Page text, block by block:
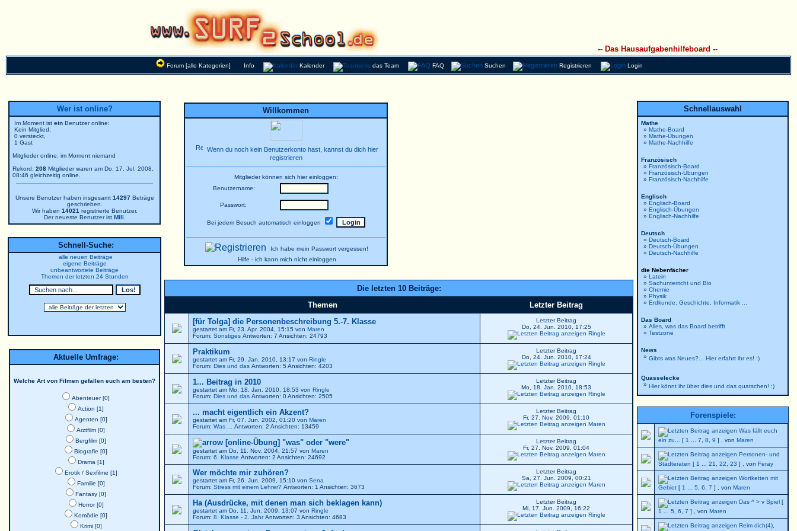
-- Das Hausaufgabenhilfeboard --
Forum [alle Kategorien] Info Kalender das Team FAQ Suchen Registrieren Login
Wer ist online?
Im Moment ist ein Benutzer online:
Kein Mitglied,
0 versteckt,
1 Gast
Mitglieder online: im Moment niemand
Rekord: 208 Mitglieder waren am Do, 17. Jul. 2008,
08:46 gleichzeitig online.
Unsere Benutzer haben insgesamt 14297Beträge
geschrieben.
Wir haben 14021 registrierte Benutzer.
Der neueste Benutzer ist Mili
Schnell-Suche:
alle neuen Beiträge
eigene Beiträge
unbeantwortete Beiträge
Themen der letzten 24 Stunden
Aktuelle Umfrage:
Welche Art von Filmen gefallen euch am besten?
Abenteuer [0]
Action [1]
Agenten [0]
Arztfilm [0]
Bergfilm [0]
Biografie [0]
Drama [1]
Erotik / Sexfilme [1]
Familie [0]
Fantasy [0]
Horror [0]
Komödie [0]
Krimi [0]
Willkommen
Wenn du noch kein Benutzerkonto hast, kannst du dich hier
registrieren
Mitglieder können sich hier einloggen:
Benutzername:
Passwort:
Bei jedem Besuch automatisch einloggen
Ich habe mein Passwort vergessen!
Hilfe - ich kann mich nicht einloggen
Die letzten 10 Beiträge:
Themen
Letzter Beitrag
[für Tolga] die Personenbeschreibung 5.-7. Klasse
gestartet am Fr, 23. Apr. 2004, 15:15 von Maren
Forum: Sonstiges Antworten: 7 Ansichten: 24793
Letzter Beitrag
Do, 24. Jun. 2010, 17:25
Ringle
Praktikum
gestartet am Fr, 29. Jan. 2010, 13:17 von Ringle
Forum: Dies und das Antworten: 5 Ansichten: 4203
Letzter Beitrag
Do, 24. Jun. 2010, 17:24
Ringle
1... Beitrag in 2010
gestartet am Mo, 18. Jan. 2010, 18:53 von Ringle
Forum: Dies und das Antworten: 0 Ansichten: 2505
Letzter Beitrag
Mo, 18. Jan. 2010, 18:53
Ringle
... macht eigentlich ein Akzent?
gestartet am Fr, 07. Jun. 2002, 01:20 von Maren
Forum: Was ... Antworten: 2 Ansichten: 13459
Letzter Beitrag
Fr, 27. Nov. 2009, 01:10
Maren
[online-Übung] "was" oder "were"
gestartet am Do, 11. Nov. 2004, 21:57 von Maren
Forum: 6. Klasse Antworten: 2 Ansichten: 24692
Letzter Beitrag
Fr, 27. Nov. 2009, 01:04
Maren
Wer möchte mir zuhören?
gestartet am Fr, 26. Jun. 2009, 15:10 von Sena
Forum: Stress mit einem Lehrer? Antworten: 1 Ansichten: 3673
Letzter Beitrag
Sa, 27. Jun. 2009, 00:21
Maren
Ha (Ausdrücke, mit denen man sich beklagen kann)
gestartet am Do, 11. Jun. 2009, 13:07 von Ringle
Forum: 8. Klasse - 2. JahrAntworten: 3 Ansichten: 4683
Letzter Beitrag
Mi, 17. Jun. 2009, 16:22
Ringle
Schnellauswahl
Mathe
»
»
»
Mathe-Board
Mathe-Übungen
Mathe-Nachhilfe
Französisch
»
»
»
Französisch-Board
Französisch-Übungen
Französisch-Nachhilfe
Englisch
»
»
»
Englisch-Board
Englisch-Übungen
Englisch-Nachhilfe
Deutsch
»
»
»
Deutsch-Board
Deutsch-Übungen
Deutsch-Nachhilfe
die Nebenfächer
»
»
»
»
»
Latein
Sachunterricht und Bio
Chemie
Physik
Erdkunde, Geschichte, Informatik ...
Das Board
»
»
Alles, was das Board betrifft
Testzone
News
» Gibts was Neues?... Hier erfahrt ihr es! :)
Quasselecke
» Hier könnt ihr über dies und das quatschen! :)
Forenspiele:
Was fällt euch
ein zu...
[ 1 7 8 9 ] , von Maren
Personen- und
Städteraten [ 1 21 22 23 ] , von Feray
Wortketten mit
Gebiet [ 1 5 6 7 ] , von Maren
Das ^ > v Spiel [
1
5 6 7 ] , von Maren
Reim dich(4)